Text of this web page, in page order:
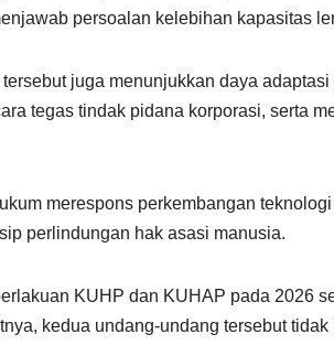
persoalan kelebihan kapasitas
juga menunjukkan daya
tegas tindak pidana korporasi, serta
merespons perkembangan
perlindungan hak asasi manusia.
KUHP dan KUHAP pada 2026
kedua undang-undang tersebut